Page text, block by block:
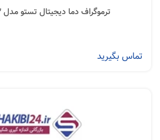
ترموگراف دما دیجیتال تستو مدل TESTO 184T3
تماس بگیرید